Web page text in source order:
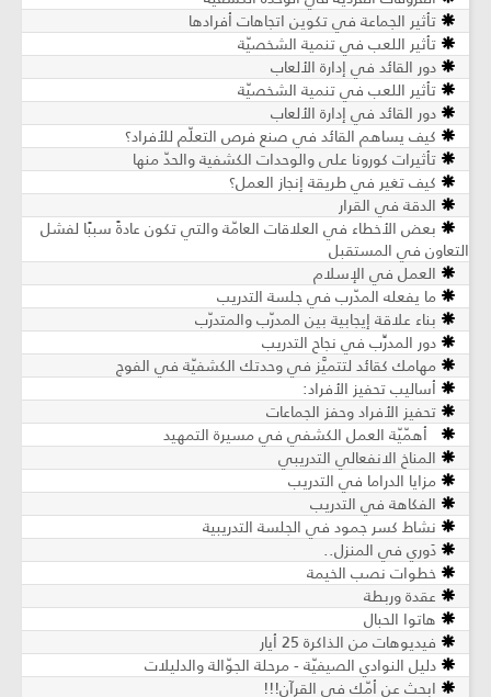
تأثير الجماعة في تكوين اتجاهات أفرادها
تأثير اللعب في تنمية الشخصيّة
دور القائد في إدارة الألعاب
تأثير اللعب في تنمية الشخصيّة
دور القائد في إدارة الألعاب
كيف يساهم القائد في صنع فرص التعلّم للأفراد؟
تأثيرات كورونا على والوحدات الكشفية والحدّ منها
كيف تغير في طريقة إنجاز العمل؟
الدقة في القرار
بعض الأخطاء في العلاقات العامّة والتي تكون عادةً سببًا لفشل
التعاون في المستقبل
العمل في الإسلام
ما يفعله المدّرب في جلسة التدريب
بناء علاقة إيجابية بين المدرّب والمتدرّب
دور المدرِّب في نجاح التدريب
مهامك كقائد لتتميَّز في وحدتك الكشفيّة في الفوج
أساليب تحفيز الأفراد:
تحفيز الأفراد وحفز الجماعات
أهمّيّة العمل الكشفي في مسيرة التمهيد
المناخ الانفعالي التدريبي
مزايا الدراما في التدريب
الفكاهة في التدريب
نشاط كسر جمود في الجلسة التدريبية
دَوري في المنزل..
خطوات نصب الخيمة
عقدة وربطة
هاتوا الحبال
فيديوهات من الذاكرة 25 أيار
دليل النوادي الصيفيّة - مرحلة الجوّالة والدليلات
ابحث عن أمّك في القرآن!!!